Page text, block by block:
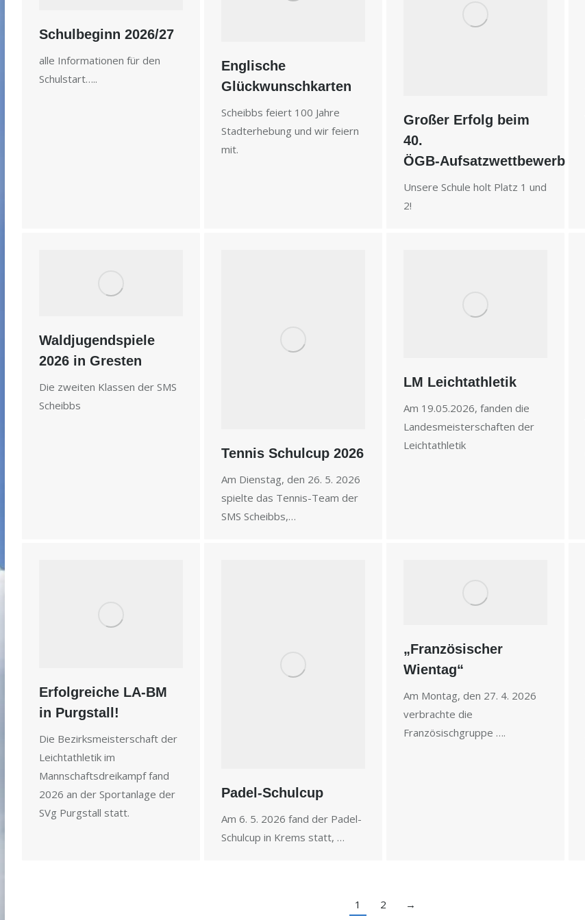
Schulbeginn 2026/27
alle Informationen für den
Schulstart…..
Englische
Glückwunschkarten
Scheibbs feiert 100 Jahre
Stadterhebung und wir feiern
mit.
Großer Erfolg beim
40.
ÖGB‑Aufsatzwettbewerb
Unsere Schule holt Platz 1 und
2!
Waldjugendspiele
2026 in Gresten
Die zweiten Klassen der SMS
Scheibbs
Tennis Schulcup 2026
Am Dienstag, den 26. 5. 2026
spielte das Tennis-Team der
SMS Scheibbs,…
LM Leichtathletik
Am 19.05.2026, fanden die
Landesmeisterschaften der
Leichtathletik
Erfolgreiche LA-BM
in Purgstall!
Die Bezirksmeisterschaft der
Leichtathletik im
Mannschaftsdreikampf fand
2026 an der Sportanlage der
SVg Purgstall statt.
Padel-Schulcup
Am 6. 5. 2026 fand der Padel-
Schulcup in Krems statt, …
„Französischer
Wientag“
Am Montag, den 27. 4. 2026
verbrachte die
Französischgruppe ….
1 2 →